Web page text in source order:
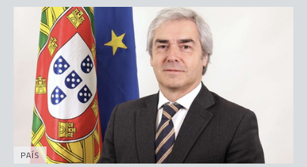
PAÍS